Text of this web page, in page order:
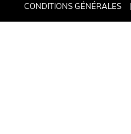
CONDITIONS GÉNÉRALES